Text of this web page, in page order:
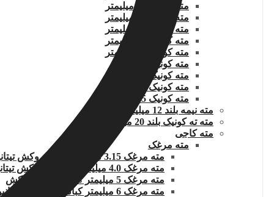
مته کونیک 27 میلیمتر
مته کونیک 28 میلیمتر
مته کونیک 29 میلیمتر
مته کونیک 30 میلیمتر
مته کونیک 31 میلیمتر
مته کونیک 32 میلمتر
مته کونیک 33 میلیمتر
مته کونیک 34 میلیمتر
مته کونیک 35 میلیمتر
مته نیمه بلند 12 میلیمتر
مته ته کونیک بلند 20 میلیمتر
مته کاجی
مته مرغک
مته مرغک 3.15 میلیمتر کبالت روکش تیتانیوم
مته مرغک 4.0 میلیمتر کبالتدار روکش تیتانیوم
مته مرغک 5 میلیمتر HSSCO5% روکش
مته مرغک 6 میلیمتر کبالتدار .روکش تیتانیوم